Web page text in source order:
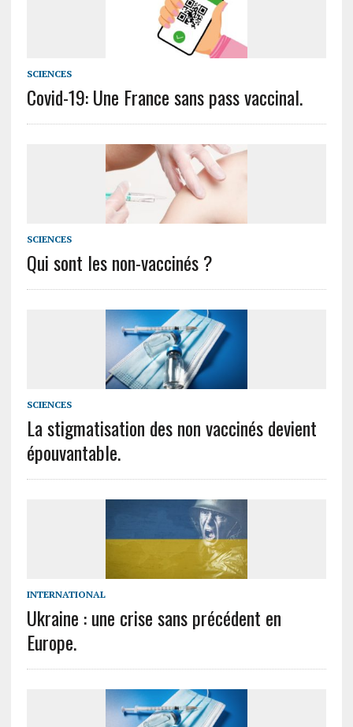
SCIENCES
Covid-19: Une France sans pass vaccinal.
SCIENCES
Qui sont les non-vaccinés ?
SCIENCES
La stigmatisation des non vaccinés devient
épouvantable.
INTERNATIONAL
Ukraine : une crise sans précédent en
Europe.